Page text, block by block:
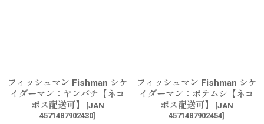
フィッシュマン Fishman シケ
イダーマン：ヤンバチ【ネコ
ポス配送可】
[JAN
4571487902430]
フィッシュマン Fishman シケ
イダーマン：ポテムシ【ネコ
ポス配送可】
[JAN
4571487902454]